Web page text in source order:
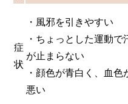
症
状
・風邪を引きやすい
・ちょっとした運動で
が止まらない
・顔色が青白く、血色
悪い